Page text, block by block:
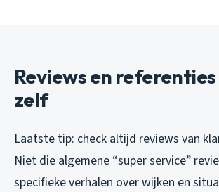
Reviews en
zelf
Laatste tip: check altijd reviews van
Niet die algemene “super service”
specifieke verhalen over wijken en